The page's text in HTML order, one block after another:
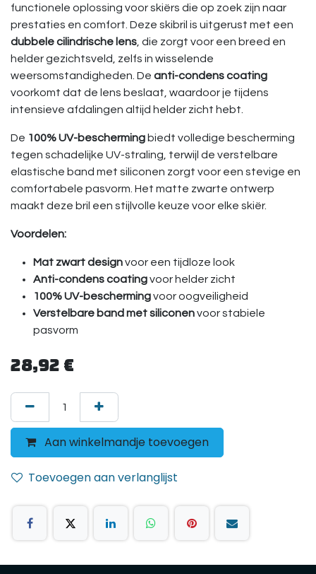
functionele oplossing voor skiërs die op zoek zijn naar
prestaties en comfort. Deze skibril is uitgerust met een
dubbele cilindrische lens , die zorgt voor een breed en
helder gezichtsveld, zelfs in wisselende
weersomstandigheden. De anti-condens coating
voorkomt dat de lens beslaat, waardoor je tijdens
intensieve afdalingen altijd helder zicht hebt.
De 100% UV-bescherming biedt volledige bescherming
tegen schadelijke UV-straling, terwijl de verstelbare
elastische band met siliconen zorgt voor een stevige en
comfortabele pasvorm. Het matte zwarte ontwerp
maakt deze bril een stijlvolle keuze voor elke skiër.
Voordelen:
Mat zwart designvoor een tijdloze look
Anti-condens coatingvoor helder zicht
100% UV-beschermingvoor oogveiligheid
Verstelbare band met siliconenvoor stabiele
pasvorm
28,92 €
Aan winkelmandje toevoegen
Toevoegen aan verlanglijst